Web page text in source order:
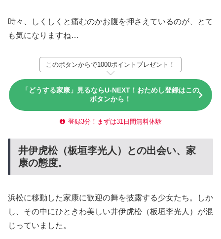
時々、しくしくと痛むのかお腹を押さえているのが、とて
も気になりますね…
このボタンからで1000ポイントプレゼント！
「どうする家康」見るならU-NEXT！おためし登録はこの
ボタンから！
登録3分！まずは31日間無料体験
井伊虎松（板垣李光人）との出会い、家
康の態度。
浜松に移動した家康に歓迎の舞を披露する少女たち。しか
し、その中にひときわ美しい井伊虎松（板垣李光人）が混
じっていました。